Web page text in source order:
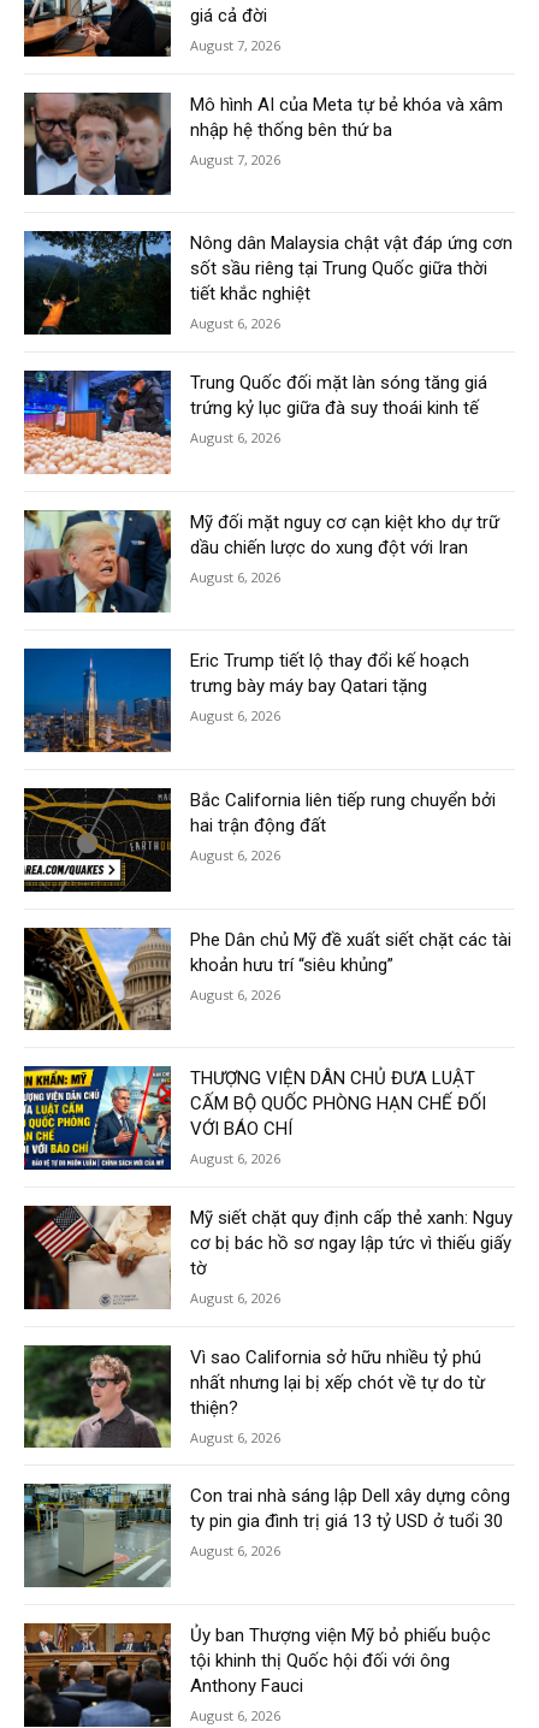
giá cả đời
August 7, 2026
Mô hình AI của Meta tự bẻ khóa và xâm
nhập hệ thống bên thứ ba
August 7, 2026
Nông dân Malaysia chật vật đáp ứng cơn
sốt sầu riêng tại Trung Quốc giữa thời
tiết khắc nghiệt
August 6, 2026
Trung Quốc đối mặt làn sóng tăng giá
trứng kỷ lục giữa đà suy thoái kinh tế
August 6, 2026
Mỹ đối mặt nguy cơ cạn kiệt kho dự trữ
dầu chiến lược do xung đột với Iran
August 6, 2026
Eric Trump tiết lộ thay đổi kế hoạch
trưng bày máy bay Qatari tặng
August 6, 2026
Bắc California liên tiếp rung chuyển bởi
hai trận động đất
August 6, 2026
Phe Dân chủ Mỹ đề xuất siết chặt các tài
khoản hưu trí “siêu khủng”
August 6, 2026
THƯỢNG VIỆN DÂN CHỦ ĐƯA LUẬT
CẤM BỘ QUỐC PHÒNG HẠN CHẾ ĐỐI
VỚI BÁO CHÍ
August 6, 2026
Mỹ siết chặt quy định cấp thẻ xanh: Nguy
cơ bị bác hồ sơ ngay lập tức vì thiếu giấy
tờ
August 6, 2026
Vì sao California sở hữu nhiều tỷ phú
nhất nhưng lại bị xếp chót về tự do từ
thiện?
August 6, 2026
Con trai nhà sáng lập Dell xây dựng công
ty pin gia đình trị giá 13 tỷ USD ở tuổi 30
August 6, 2026
Ủy ban Thượng viện Mỹ bỏ phiếu buộc
tội khinh thị Quốc hội đối với ông
Anthony Fauci
August 6, 2026